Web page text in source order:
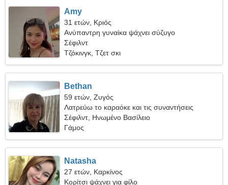
Amy
31 ετών, Κριός
Ανύπαντρη γυναίκα ψάχνει σύζυγο
Σέφιλντ
Τζόκινγκ, Τζετ σκι
Bethan
59 ετών, Ζυγός
Λατρεύω το καραόκε και τις συναντήσεις
Σέφιλντ, Ηνωμένο Βασίλειο
Γάμος
Natasha
27 ετών, Καρκίνος
Κορίτσι ψάχνει για φίλο